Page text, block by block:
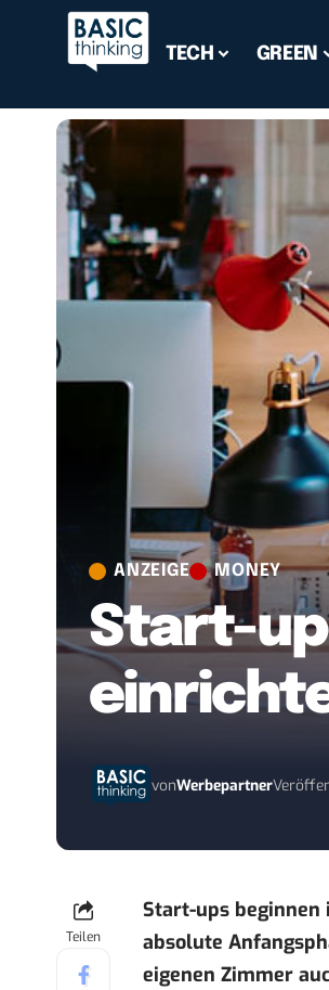
TECH GREEN
ANZEIGE MONEY
Start-
vonWerbepartner
Teilen
Start-ups beginnen
absolute
eigenen Zimmer